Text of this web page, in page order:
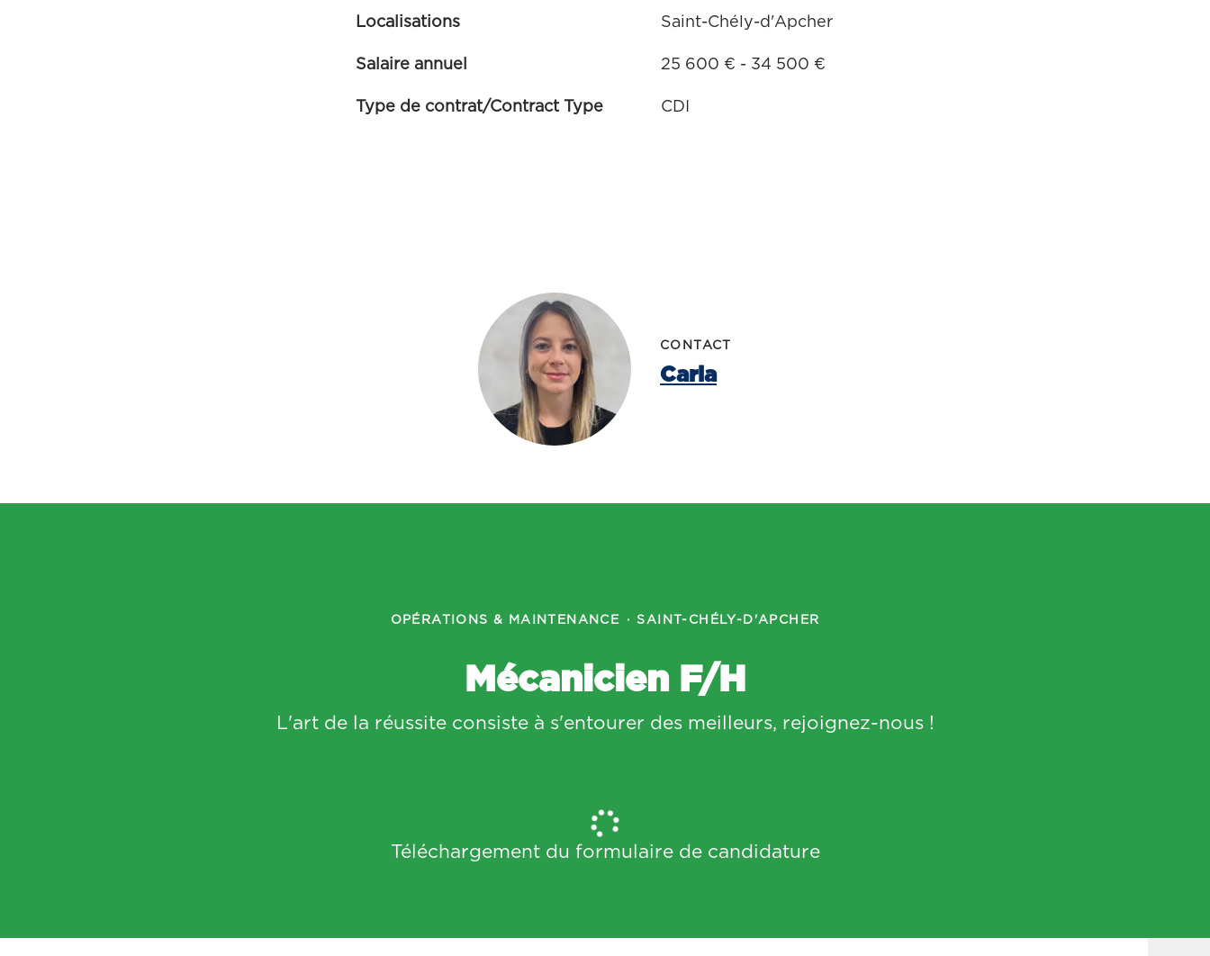
Localisations Saint-Chély-d'Apcher
Salaire annuel 25 600 € - 34 500 €
Type de contrat/Contract Type CDI
CONTACT
Carla
OPÉRATIONS & MAINTENANCE · SAINT-CHÉLY-D'APCHER
Mécanicien F/H
L'art de la réussite consiste à s'entourer des meilleurs, rejoignez-nous !
Téléchargement du formulaire de candidature